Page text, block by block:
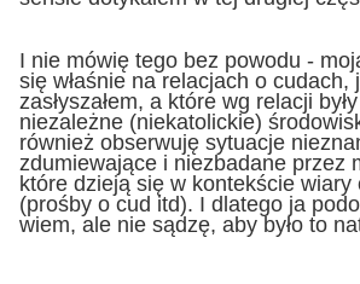
I nie mówię tego bez powodu -
się właśnie na relacjach o cudach,
zasłyszałem, a które wg relacji
niezależne (niekatolickie)
również obserwuję sytuacje
zdumiewające i niezbadane przez
które dzieją się w kontekście wiary
(prośby o cud itd). I dlatego ja
wiem, ale nie sądzę, aby było to